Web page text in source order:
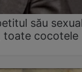
său
toate cocotele